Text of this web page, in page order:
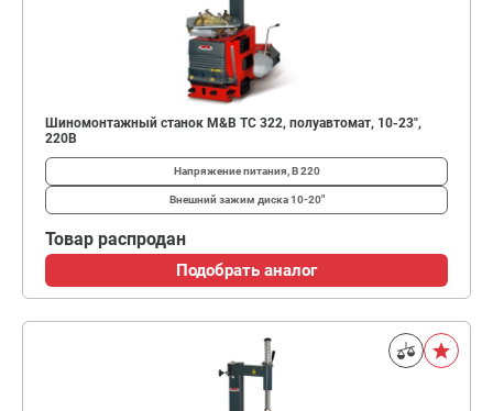
Шиномонтажный станок M&B TC 322, полуавтомат, 10-23",
220В
Напряжение питания, В220
Внешний зажим диска10-20"
Товар распродан
Подобрать аналог